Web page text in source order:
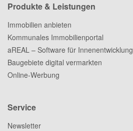
Produkte & Leistungen
Immobilien anbieten
Kommunales Immobilienportal
aREAL – Software für Innenentwicklung
Baugebiete digital vermarkten
Online-Werbung
Service
Newsletter